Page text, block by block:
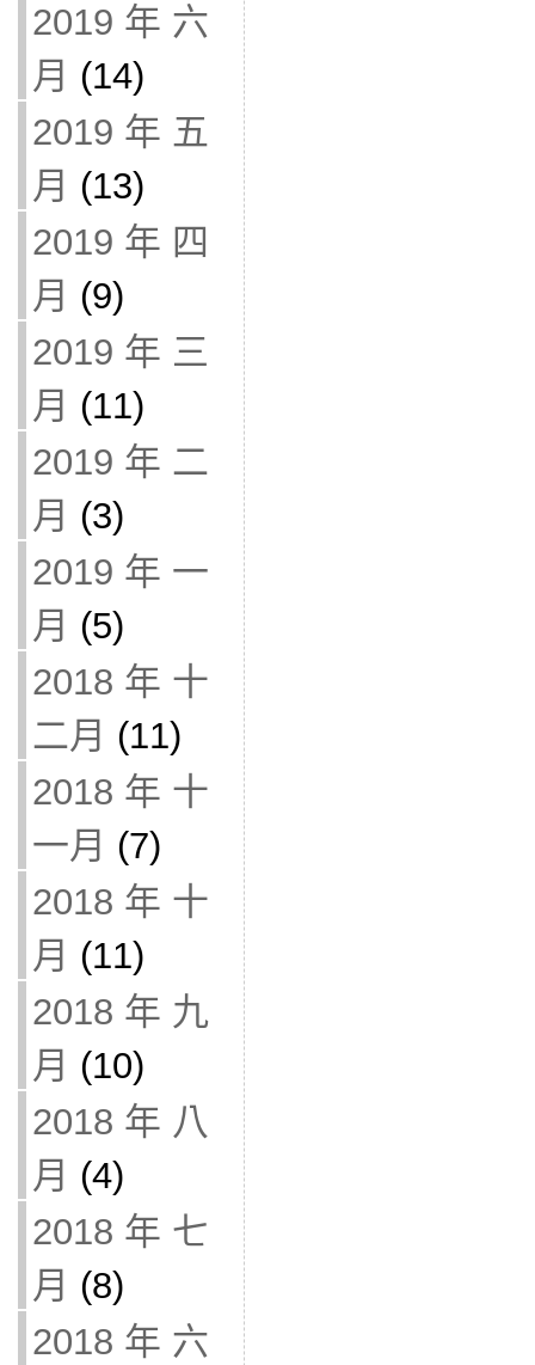
2019 年 六
月 (14)
2019 年 五
月 (13)
2019 年 四
月 (9)
2019 年 三
月 (11)
2019 年 二
月 (3)
2019 年 一
月 (5)
2018 年 十
二月 (11)
2018 年 十
一月 (7)
2018 年 十
月 (11)
2018 年 九
月 (10)
2018 年 八
月 (4)
2018 年 七
月 (8)
2018 年 六